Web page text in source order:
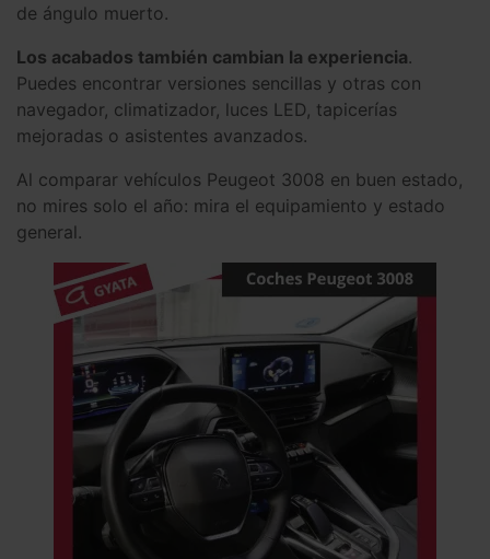
de ángulo muerto.
Los acabados también cambian la experiencia.
Puedes encontrar versiones sencillas y otras con
navegador, climatizador, luces LED, tapicerías
mejoradas o asistentes avanzados.
Al comparar vehículos Peugeot 3008 en buen estado,
no mires solo el año: mira el equipamiento y estado
general.